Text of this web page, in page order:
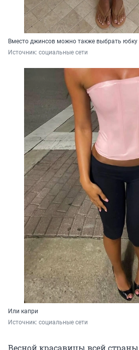
Вместо джинсов можно также выбрать юбку
Источник: социальные сети
Или капри
Источник: социальные сети
Весной красавицы всей